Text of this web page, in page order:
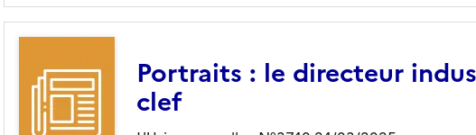
Portraits : le directeur
clef